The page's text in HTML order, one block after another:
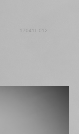
170411-012